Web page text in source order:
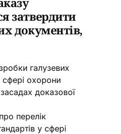
затвердити
документів,
галузевих
сфері охорони
доказової
перелік
у сфері